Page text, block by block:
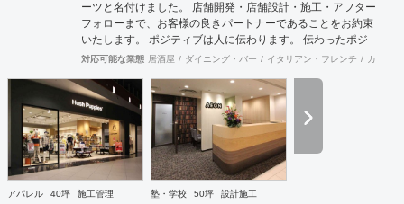
ーツと名付けました。 店舗開発・店舗設計・施工・アフター
フォローまで、お客様の良きパートナーであることをお約束
いたします。 ポジティブは人に伝わります。 伝わったポジ
ティブが幸せを呼び込み、呼び込んだ幸せが、さらに大きな
社ならではの実績をご確認下さい。 <a
href="https://www.partsinc.co.jp/">https://www.partsinc.co.jp/</a>
対応可能な業態 居酒屋 ダイニング・バー イタリアン・フレンチ カフェ
アパレル 40坪 施工管理 塾・学校 50坪 設計施工